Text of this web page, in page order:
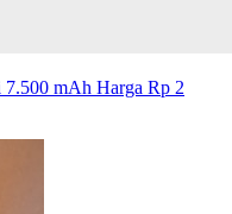
mAh Harga Rp 2